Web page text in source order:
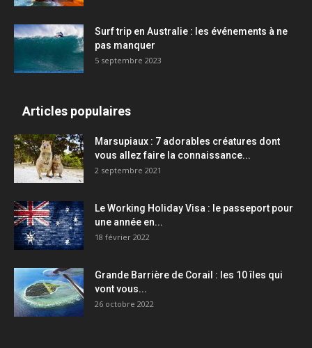
Surf trip en Australie : les événements à ne
pas manquer
5 septembre 2023
Articles populaires
Marsupiaux : 7 adorables créatures dont
vous allez faire la connaissance...
2 septembre 2021
Le Working Holiday Visa : le passeport pour
une année en...
18 février 2022
Grande Barrière de Corail : les 10 îles qui
vont vous...
26 octobre 2022